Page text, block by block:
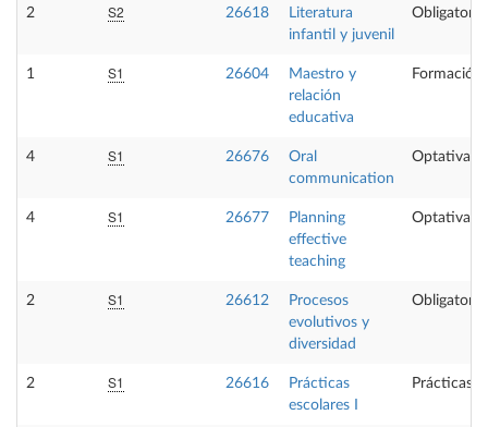
2 S2 26618
Literatura
infantil y juvenil
Obligatoria
1 S1 26604
Maestro y
relación
educativa
Formación
4 S1 26676
Oral
communication
Optativa
4 S1 26677
Planning
effective
teaching
Optativa
2 S1 26612
Procesos
evolutivos y
diversidad
Obligatoria
2 S1 26616
Prácticas
escolares I
Prácticas